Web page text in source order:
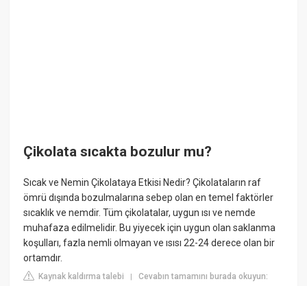
Çikolata sıcakta bozulur mu?
Sıcak ve Nemin Çikolataya Etkisi Nedir? Çikolataların raf
ömrü dışında bozulmalarına sebep olan en temel faktörler
sıcaklık ve nemdir. Tüm çikolatalar, uygun ısı ve nemde
muhafaza edilmelidir. Bu yiyecek için uygun olan saklanma
koşulları, fazla nemli olmayan ve ısısı 22-24 derece olan bir
ortamdır.
Kaynak kaldırma talebi |Cevabın tamamını burada okuyun: